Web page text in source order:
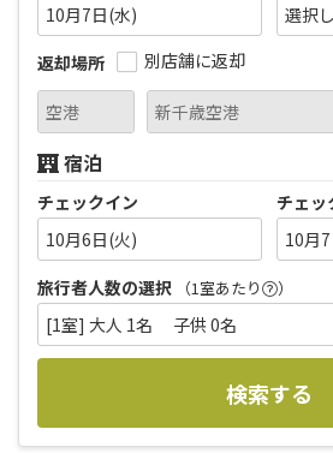
10月7日(水)
返却場所
別店舗に返却
宿泊
チェックイン
10月6日(火)
チェッ
10月
旅行者人数の選択
（1室あたり ）
[1室] 大人 1名 子供 0名
検索する